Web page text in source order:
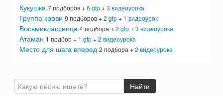
Кукушка 7 подборов + 6 gtp+ 3 видеоурока
Группа крови 9 подборов + 2 gtp+ 1 видеоурок
Восьмиклассница 4 подбора + 2 gtp+ 3 видеоурока
Атаман 1 подбор + 1 gtp+ 2 видеоурока
Место для шага вперед 2 подбора + 2 видеоурока